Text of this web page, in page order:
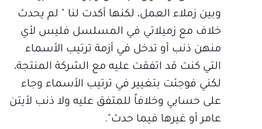
وبين زملاء العمل، لكنها أكدت لنا " لم يحدث
خلاف مع زميلاتي في المسلسل فليس لأي
منهن ذنب أو تدخل في أزمة ترتيب الأسماء
التي كنت قد اتفقت عليه مع الشركة المنتجة،
لكني فوجئت بتغيير في ترتيب الأسماء وجاء
على حسابي وخلافاً للمتفق عليه ولا ذنب لأيتن
عامر أو غيرها فيما حدث".